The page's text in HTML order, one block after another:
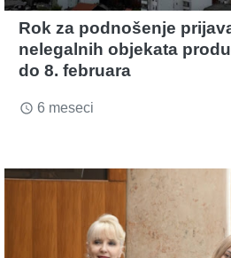
Rok za podnošenje
nelegalnih objekata
do 8. februara
access_time 6 meseci